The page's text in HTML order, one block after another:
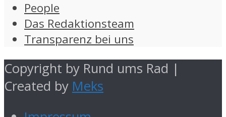
People
Das Redaktionsteam
Transparenz bei uns
Copyright by Rund ums Rad |
Created by Meks